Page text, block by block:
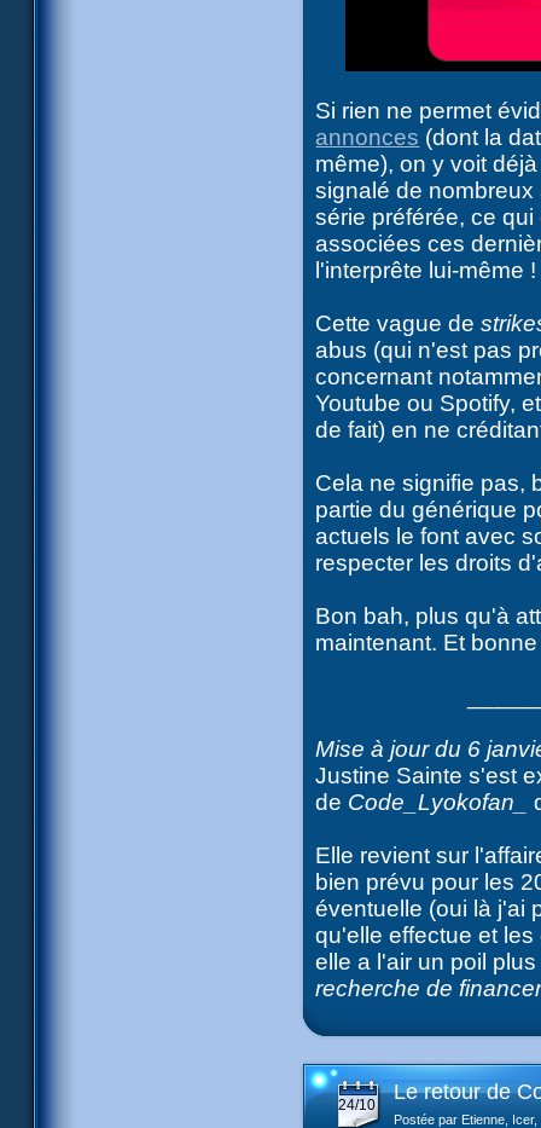
Si rien ne permet
annonces (dont la
même), on y voit
signalé de
série préférée, ce
associées ces
l'interprête lui-même !
Cette vague de
abus (qui n'est pas
concernant
Youtube ou Spotify,
de fait) en ne
Cela ne signifie pas,
partie du générique
actuels le font avec
respecter les droits
Bon bah, plus qu'à
maintenant. Et
Mise à jour du 6
Justine Sainte s'est
de Code_Lyokofan_
Elle revient sur
bien prévu pour les
éventuelle (oui là j'ai
qu'elle effectue et
elle a l'air un poil
recherche de
24/10
Le retour de
Postée par Etienne,